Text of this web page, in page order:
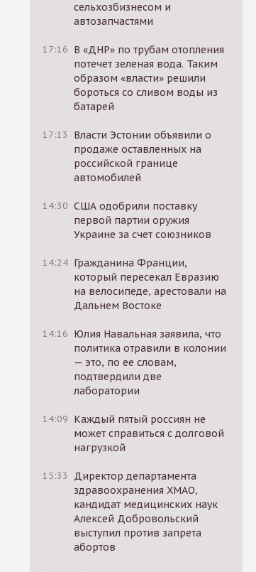
сельхозбизнесом и
автозапчастями
17:16 В «ДНР» по трубам отопления
потечет зеленая вода. Таким
образом «власти» решили
бороться со сливом воды из
батарей
17:13
Власти Эстонии объявили о
продаже оставленных на
российской границе
автомобилей
14:30 США одобрили поставку
первой партии оружия
Украине за счет союзников
14:24 Гражданина Франции,
который пересекал Евразию
на велосипеде, арестовали на
Дальнем Востоке
14:16 Юлия Навальная заявила, что
политика отравили в колонии
— это, по ее словам,
подтвердили две
лаборатории
14:09 Каждый пятый россиян не
может справиться с долговой
нагрузкой
15:33
Директор департамента
здравоохранения ХМАО,
кандидат медицинских наук
Алексей Добровольский
выступил против запрета
абортов